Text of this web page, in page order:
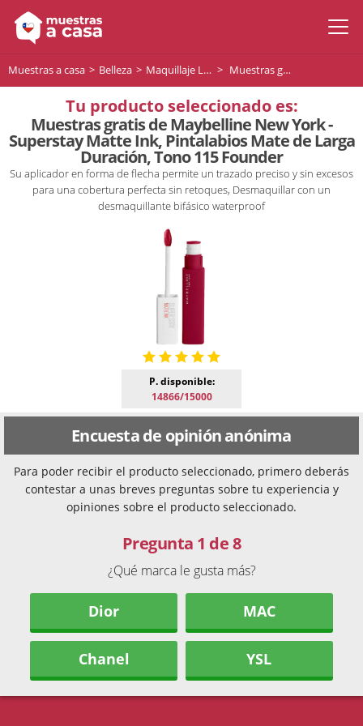
Muestras a casa Belleza Maquillaje Labios Muestras gratis de Maybelline New York - Superstay Matte Ink, Pintalabios Mate de Larga Duración, Tono 115 Founder
Tu producto seleccionado es:
Muestras gratis de Maybelline New York -
Superstay Matte Ink, Pintalabios Mate de Larga
Duración, Tono 115 Founder
Su aplicador en forma de flecha permite un trazado preciso y sin excesos
para una cobertura perfecta sin retoques, Desmaquillar con un
desmaquillante bifásico waterproof
P. disponible:
14866/15000
Encuesta de opinión anónima
Para poder recibir el producto seleccionado, primero deberás
contestar a unas breves preguntas sobre tu experiencia y
opiniones sobre el producto seleccionado.
Pregunta 1 de 8
¿Qué marca le gusta más?
Dior MAC
Chanel YSL